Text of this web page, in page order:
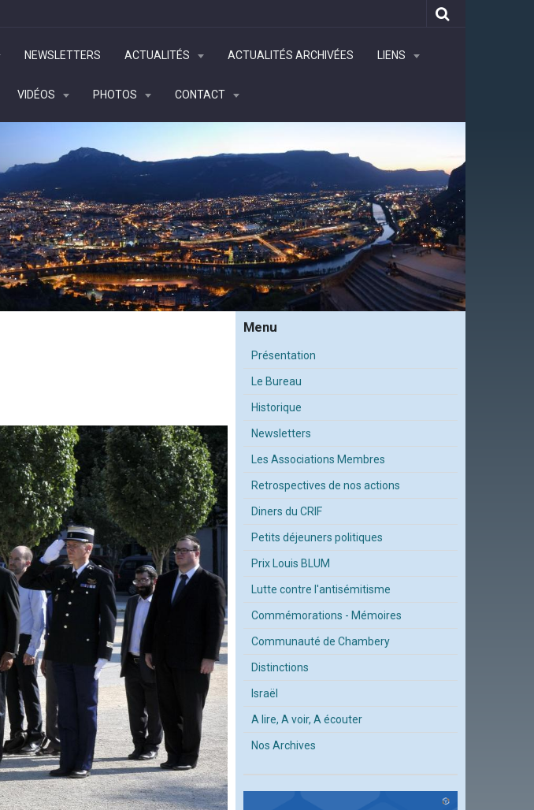
NEWSLETTERS ACTUALITÉS ACTUALITÉS ARCHIVÉES LIENS
VIDÉOS PHOTOS CONTACT
Menu
Présentation
Le Bureau
Historique
Newsletters
Les Associations Membres
Retrospectives de nos actions
Diners du CRIF
Petits déjeuners politiques
Prix Louis BLUM
Lutte contre l'antisémitisme
Commémorations - Mémoires
Communauté de Chambery
Distinctions
Israël
A lire, A voir, A écouter
Nos Archives